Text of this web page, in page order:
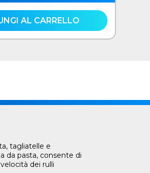
AL CARRELLO
tagliatelle e
da pasta, consente di
dei rulli